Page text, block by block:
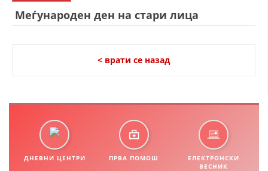
ИСТОРИЈАТ НА ЦКРМ
ИСТОРИЈАТ НА ДВИЖЕЊЕТО
Меѓународен ден на стари лица
< врати се назад
ДНЕВНИ ЦЕНТРИ ПРВА ПОМОШ
ЕЛЕКТРОНСКИ
ВЕСНИК